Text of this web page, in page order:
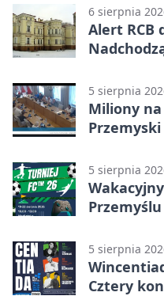
6 sierpnia
Alert RCB
5 sierpnia
Miliony
5 sierpnia
Przemyślu
5 sierpnia
Cztery